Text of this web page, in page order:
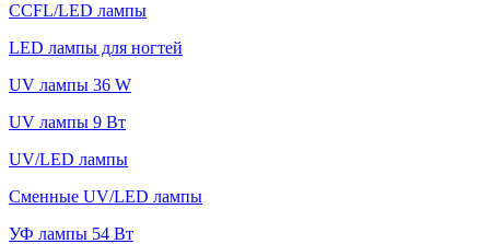
CCFL/LED лампы
LED лампы для ногтей
UV лампы 36 W
UV лампы 9 Вт
UV/LED лампы
Сменные UV/LED лампы
УФ лампы 54 Вт